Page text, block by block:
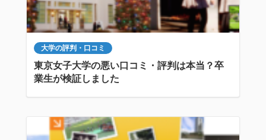
大学の評判・口コミ
東京女子大学の悪い口コミ・評判は本当？卒
業生が検証しました